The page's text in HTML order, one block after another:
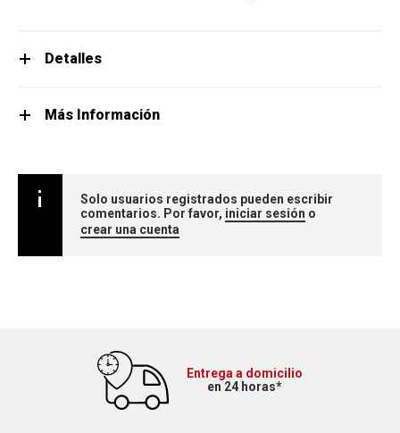
Detalles
Más Información
Solo usuarios registrados pueden escribir
comentarios. Por favor, iniciar sesión o
crear una cuenta
Entrega a domicilio
en 24 horas*